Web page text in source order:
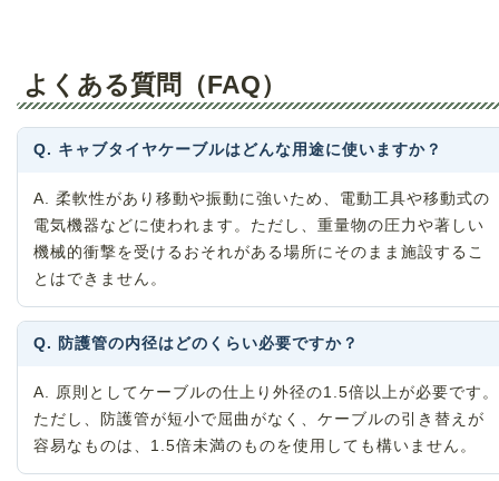
よくある質問（FAQ）
Q. キャブタイヤケーブルはどんな用途に使いますか？
A. 柔軟性があり移動や振動に強いため、電動工具や移動式の
電気機器などに使われます。ただし、重量物の圧力や著しい
機械的衝撃を受けるおそれがある場所にそのまま施設するこ
とはできません。
Q. 防護管の内径はどのくらい必要ですか？
A. 原則としてケーブルの仕上り外径の1.5倍以上が必要です。
ただし、防護管が短小で屈曲がなく、ケーブルの引き替えが
容易なものは、1.5倍未満のものを使用しても構いません。